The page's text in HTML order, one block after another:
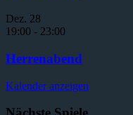
Dez. 28
19:00 - 23:00
Herrenabend
Kalender anzeigen